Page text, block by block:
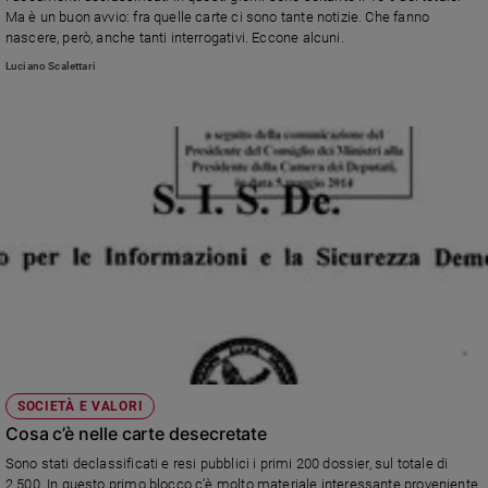
Chiesa
Parola
Società
valori
Ma è un buon avvio: fra quelle carte ci sono tante notizie. Che fanno
nascere, però, anche tanti interrogativi. Eccone alcuni.
Luciano Scalettari
SOCIETÀ E VALORI
Cosa c’è nelle carte desecretate
Sono stati declassificati e resi pubblici i primi 200 dossier, sul totale di
2.500. In questo primo blocco c’è molto materiale interessante proveniente